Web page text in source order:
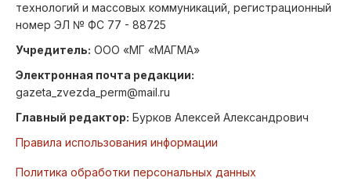
технологий и массовых коммуникаций, регистрационный
номер ЭЛ № ФС 77 - 88725
Учредитель: ООО «МГ «МАГМА»
Электронная почта редакции:
gazeta_zvezda_perm@mail.ru
Главный редактор: Бурков Алексей Александрович
Правила использования информации
Политика обработки персональных данных